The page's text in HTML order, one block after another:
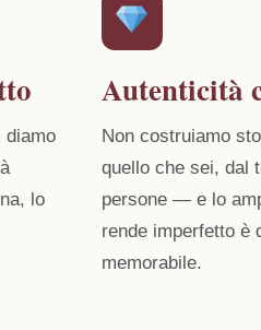
diamo
lo
Autenticità
Non costruiamo
quello che sei, dal
persone — e lo
rende imperfetto è
memorabile.